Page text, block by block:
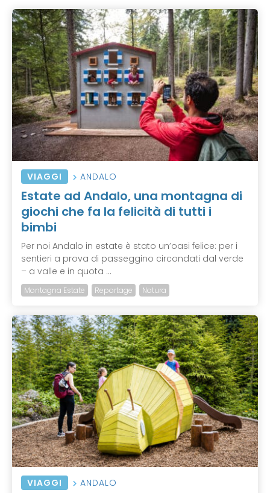
VIAGGI ANDALO
Estate ad Andalo, una montagna di
giochi che fa la felicità di tutti i
bimbi
Per noi Andalo in estate è stato un’oasi felice: per i
sentieri a prova di passeggino circondati dal verde
– a valle e in quota ...
Montagna Estate Reportage Natura
VIAGGI ANDALO